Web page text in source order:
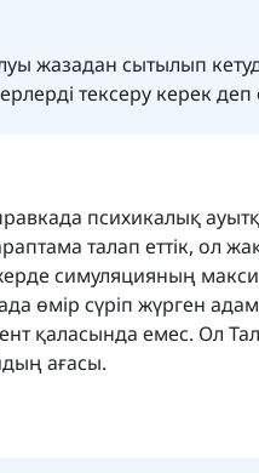
жазадан сытылып
тексеру керек деп
психикалық
талап еттік, ол
симуляцияның
өмір сүріп жүрген
қаласында емес. Ол
ағасы.